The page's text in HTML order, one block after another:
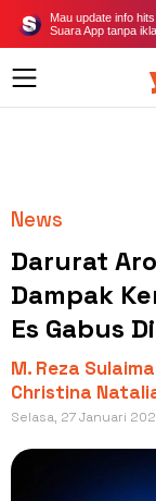
Mau update info
Suara App tanpa
News
Darurat
Dampak
Es Gabus
M. Reza
Christina
Selasa, 27 Januari